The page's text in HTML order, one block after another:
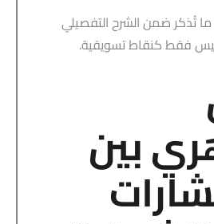
ما تُذكر ضمن الشرح التفصيلي
فقط كنقاط تسويقية.
بين